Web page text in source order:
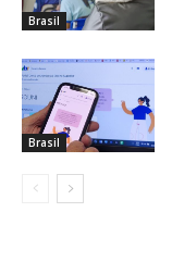
Brasil
Brasil